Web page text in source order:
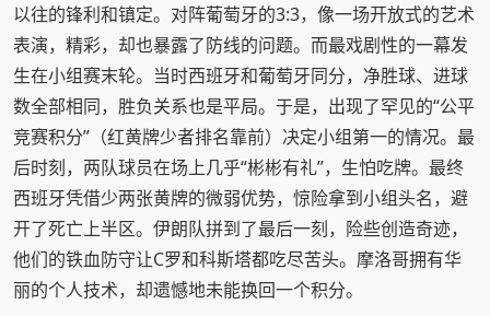
以往的锋利和镇定。对阵葡萄牙的3:3，像一场开放式的艺术
表演，精彩，却也暴露了防线的问题。而最戏剧性的一幕发
生在小组赛末轮。当时西班牙和葡萄牙同分，净胜球、进球
数全部相同，胜负关系也是平局。于是，出现了罕见的“公平
竞赛积分”（红黄牌少者排名靠前）决定小组第一的情况。最
后时刻，两队球员在场上几乎“彬彬有礼”，生怕吃牌。最终
西班牙凭借少两张黄牌的微弱优势，惊险拿到小组头名，避
开了死亡上半区。伊朗队拼到了最后一刻，险些创造奇迹，
他们的铁血防守让C罗和科斯塔都吃尽苦头。摩洛哥拥有华
丽的个人技术，却遗憾地未能换回一个积分。